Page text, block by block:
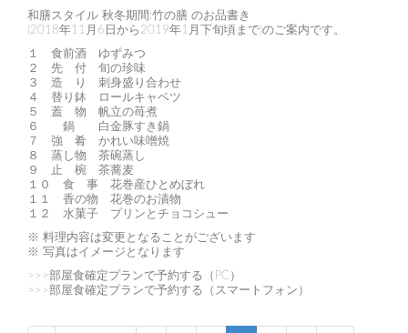
和膳スタイル 秋冬期間:竹の膳 のお品書き
(2018年11月6日から2019年1月下旬頃まで)のご案内です。
１ 食前酒 ゆずみつ
２ 先 付 旬の珍味
３ 造 り 刺身盛り合わせ
４ 替り鉢 ロールキャベツ
５ 蓋 物 帆立の苺煮
６ 鍋 白金豚すき鍋
７ 強 肴 かれい味噌焼
８ 蒸し物 茶碗蒸し
９ 止 椀 茶蕎麦
１０ 食 事 花巻産ひとめぼれ
１１ 香の物 花巻のお漬物
１２ 水菓子 プリンとチョコシュー
※ 料理内容は変更となることがございます
※ 写真はイメージとなります
>>>部屋食確定プランで予約する（PC）
>>>部屋食確定プランで予約する（スマートフォン）